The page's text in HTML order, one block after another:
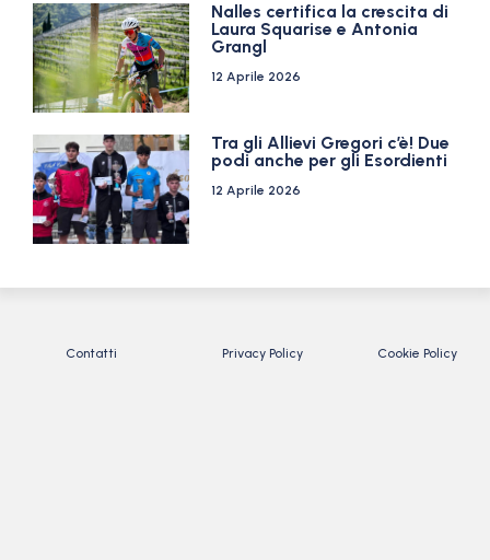
Nalles certifica la crescita di
Laura Squarise e Antonia
Grangl
12 Aprile 2026
Tra gli Allievi Gregori c’è! Due
podi anche per gli Esordienti
12 Aprile 2026
Contatti Privacy Policy Cookie Policy